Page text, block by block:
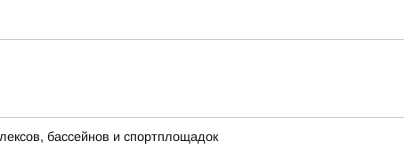
бассейнов и спортплощадок